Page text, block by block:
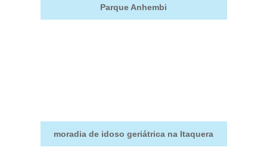
Parque Anhembi
moradia de idoso geriátrica na Itaquera